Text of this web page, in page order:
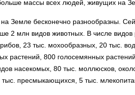
массы всех людей, живущих на
Земле бесконечно разнообразны.
2 млн видов животных. В числе
23 тыс. мохообразных, 20 тыс.
растений, 800 голосемянных
насекомых, 80 тыс. моллюсков,
тыс. пресмыкающихся, 5 тыс.